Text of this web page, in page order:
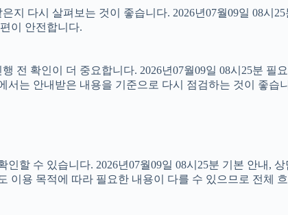
다시 살펴보는 것이 좋습니다. 2026년07월09일 08시
이 안전합니다.
전 확인이 더 중요합니다. 2026년07월09일 08시25분 필
는 안내받은 내용을 기준으로 다시 점검하는 것이 좋습
인할 수 있습니다. 2026년07월09일 08시25분 기본 안내,
이용 목적에 따라 필요한 내용이 다를 수 있으므로 전체